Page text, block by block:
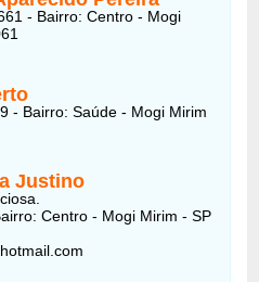
- Bairro: Centro - Mogi
- Bairro: Saúde - Mogi Mirim
Justino
Centro - Mogi Mirim - SP